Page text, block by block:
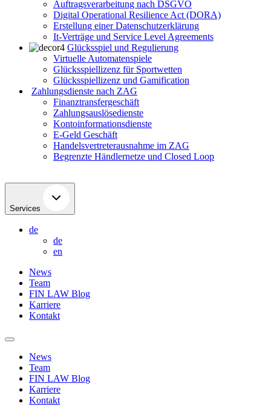
Auftragsverarbeitung nach DSGVO
Digital Operational Resilience Act (DORA)
Erstellung einer Datenschutzerklärung
It-Verträge und Service Level Agreements
Glücksspiel und Regulierung
Virtuelle Automatenspiele
Glücksspiellizenz für Sportwetten
Glücksspiellizenz und Gamification
Zahlungsdienste nach ZAG
Finanztransfergeschäft
Zahlungsauslösedienste
Kontoinformationsdienste
E-Geld Geschäft
Handelsvertreterausnahme im ZAG
Begrenzte Händlernetze und Closed Loop
Services
de
de
en
News
Team
FIN LAW Blog
Karriere
Kontakt
News
Team
FIN LAW Blog
Karriere
Kontakt